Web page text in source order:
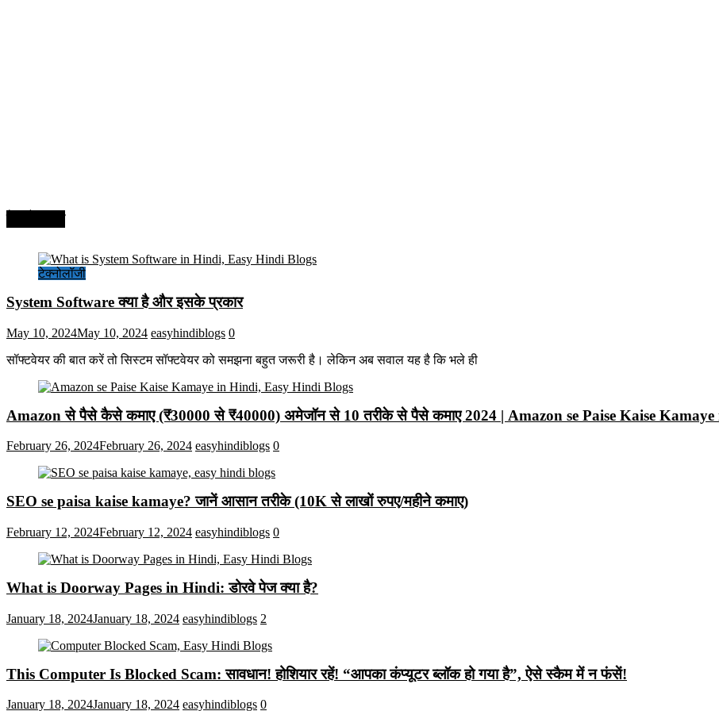
टेक्नोलॉजी
System Software क्या है और इसके प्रकार
May 10, 2024May 10, 2024 easyhindiblogs 0
सॉफ्टवेयर की बात करें तो सिस्टम सॉफ्टवेयर को समझना बहुत जरूरी है। लेकिन अब सवाल यह है कि भले ही
Amazon से पैसे कैसे कमाए (₹30000 से ₹40000) अमेजॉन से 10 तरीके से पैसे कमाए 2024 | Amazon se Paise Kaise
February 26, 2024February 26, 2024 easyhindiblogs 0
SEO se paisa kaise kamaye? जानें आसान तरीके (10K से लाखों रुपए/महीने कमाए)
February 12, 2024February 12, 2024 easyhindiblogs 0
What is Doorway Pages in Hindi: डोरवे पेज क्या है?
January 18, 2024January 18, 2024 easyhindiblogs 2
This Computer Is Blocked Scam: सावधान! होशियार रहें! “आपका कंप्यूटर ब्लॉक हो गया है”, ऐसे स्कैम में न फंसें!
January 18, 2024January 18, 2024 easyhindiblogs 0